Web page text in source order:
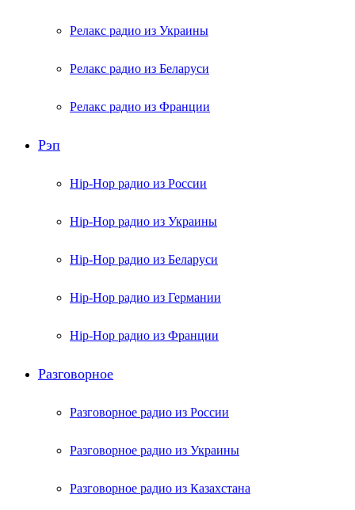
Релакс радио из Украины
Релакс радио из Беларуси
Релакс радио из Франции
Рэп
Hip-Hop радио из России
Hip-Hop радио из Украины
Hip-Hop радио из Беларуси
Hip-Hop радио из Германии
Hip-Hop радио из Франции
Разговорное
Разговорное радио из России
Разговорное радио из Украины
Разговорное радио из Казахстана